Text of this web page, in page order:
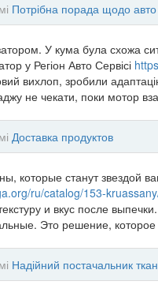
Потрібна порада щодо авто
У кума була схожа
у Регіон Авто Сервісі
вихлоп, зробили
не чекати, поки мотор
Доставка продуктов
которые станут звездой
ru/catalog/153-
и вкус после
Это решение, которое
Надійний постачальник